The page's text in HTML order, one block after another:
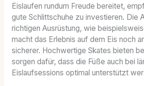
Eislaufen rundum Freude bereitet,
gute Schlittschuhe zu investieren. Die
richtigen Ausrüstung, wie
macht das Erlebnis auf dem Eis noch
sicherer. Hochwertige Skates bieten
sorgen dafür, dass die Füße auch bei
Eislaufsessions optimal unterstützt